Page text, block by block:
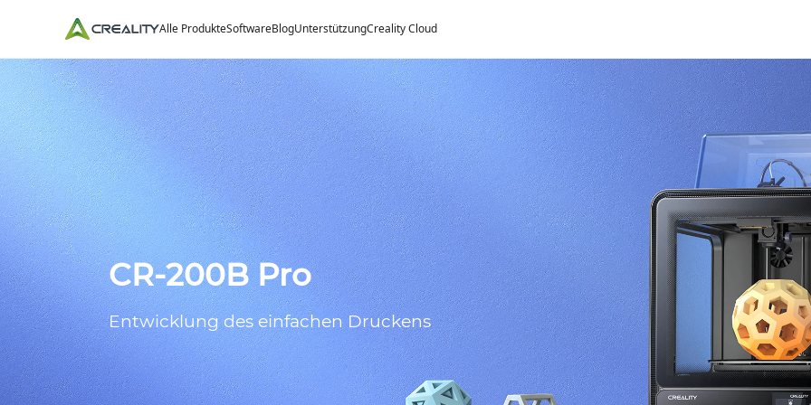
Alle ProdukteSoftwareBlogUnterstützungCreality Cloud
CR-200B Pro
Entwicklung des einfachen Druckens